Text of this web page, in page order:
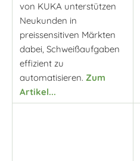
von KUKA unterstützen
Neukunden in
preissensitiven Märkten
dabei, Schweißaufgaben
effizient zu
automatisieren. Zum
Artikel...